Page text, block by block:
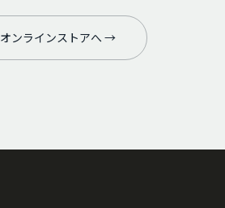
オンラインストアへ →